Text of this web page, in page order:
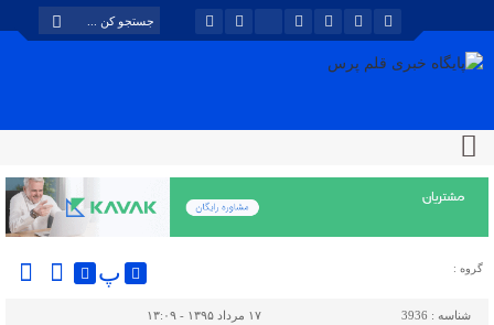
گروه : پ
شناسه : 3936 ۱۷ مرداد ۱۳۹۵ - ۱۳:۰۹